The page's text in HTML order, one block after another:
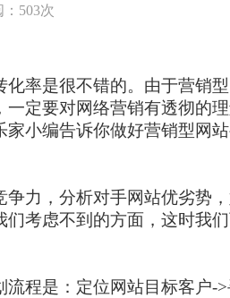
：503次
率是很不错的。由于营销
定要对网络营销有透彻的
小编告诉你做好营销型网
力，分析对手网站优劣势
考虑不到的方面，这时我们
程是：定位网站目标客户->